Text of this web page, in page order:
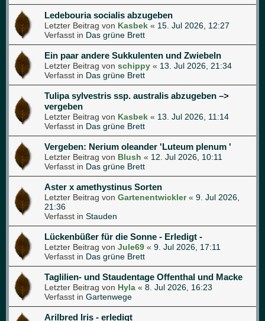
Ledebouria socialis abzugeben
Letzter Beitrag von Kasbek « 15. Jul 2026, 12:27
Verfasst in Das grüne Brett
Ein paar andere Sukkulenten und Zwiebeln
Letzter Beitrag von schippy « 13. Jul 2026, 21:34
Verfasst in Das grüne Brett
Tulipa sylvestris ssp. australis abzugeben –>
vergeben
Letzter Beitrag von Kasbek « 13. Jul 2026, 11:14
Verfasst in Das grüne Brett
Vergeben: Nerium oleander 'Luteum plenum '
Letzter Beitrag von Blush « 12. Jul 2026, 10:11
Verfasst in Das grüne Brett
Aster x amethystinus Sorten
Letzter Beitrag von Gartenentwickler« 9. Jul 2026,
21:36
Verfasst in Stauden
Lückenbüßer für die Sonne - Erledigt -
Letzter Beitrag von Jule69 « 9. Jul 2026, 17:11
Verfasst in Das grüne Brett
Taglilien- und Staudentage Offenthal und Macke
Letzter Beitrag von Hyla « 8. Jul 2026, 16:23
Verfasst in Gartenwege
Arilbred Iris - erledigt